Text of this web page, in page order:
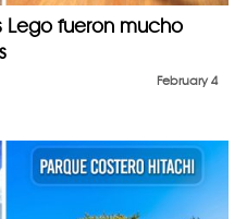
Lego fueron mucho
February 4